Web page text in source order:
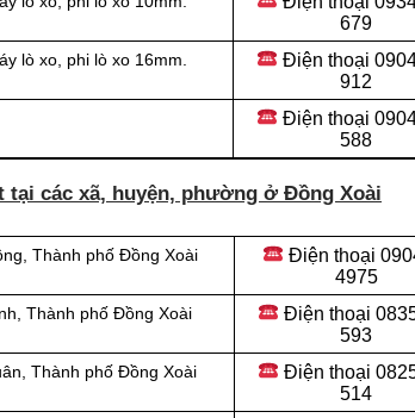
679
lò xo, phi lò xo 16mm.
Điện thoại
912
Điện thoại
588
tại các xã, huyện, phường ở Đồng Xoài
Thành phố Đồng Xoài Điện thoại
4975
Thành phố Đồng Xoài Điện thoại
593
Thành phố Đồng Xoài Điện thoại
514